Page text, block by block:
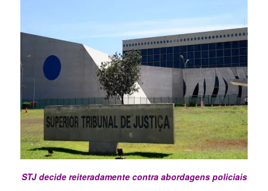
STJ decide reiteradamente contra abordagens policiais